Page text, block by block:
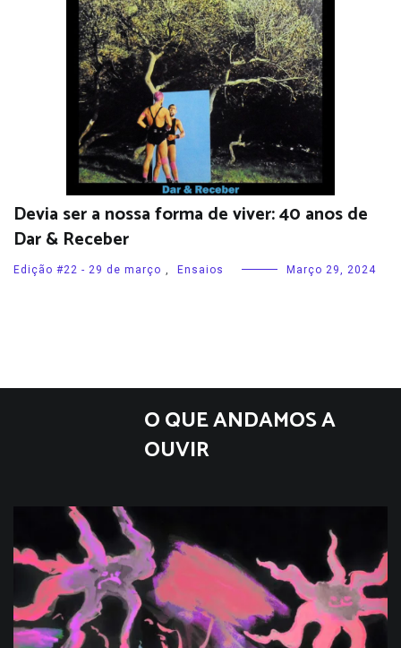
Devia ser a nossa forma de viver: 40 anos de
Dar & Receber
Edição #22 - 29 de março , Ensaios Março 29, 2024
O QUE ANDAMOS A
OUVIR